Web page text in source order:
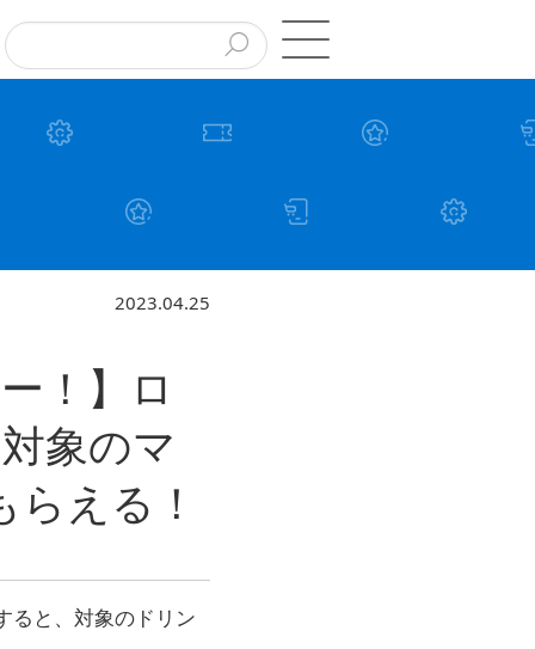
2023.04.25
！】ロ
象のマ
える！
ると、対象のドリン